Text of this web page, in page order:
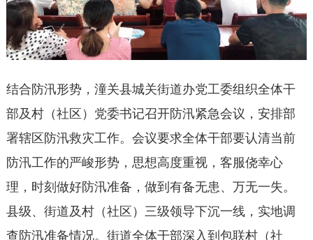
结合防汛形势，潼关县城关街道办党工委组织全体干
部及村（社区）党委书记召开防汛紧急会议，安排部
署辖区防汛救灾工作。会议要求全体干部要认清当前
防汛工作的严峻形势，思想高度重视，客服侥幸心
理，时刻做好防汛准备，做到有备无患、万无一失。
县级、街道及村（社区）三级领导下沉一线，实地调
查防汛准备情况。街道全体干部深入到包联村（社